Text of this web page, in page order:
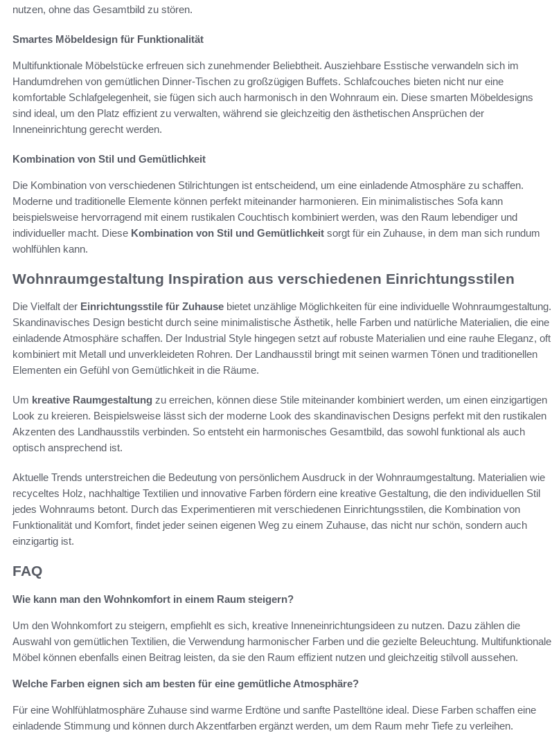
nutzen, ohne das Gesamtbild zu stören.
Smartes Möbeldesign für Funktionalität
Multifunktionale Möbelstücke erfreuen sich zunehmender Beliebtheit. Ausziehbare Esstische verwandeln sich im
Handumdrehen von gemütlichen Dinner-Tischen zu großzügigen Buffets. Schlafcouches bieten nicht nur eine
komfortable Schlafgelegenheit, sie fügen sich auch harmonisch in den Wohnraum ein. Diese smarten Möbeldesigns
sind ideal, um den Platz effizient zu verwalten, während sie gleichzeitig den ästhetischen Ansprüchen der
Inneneinrichtung gerecht werden.
Kombination von Stil und Gemütlichkeit
Die Kombination von verschiedenen Stilrichtungen ist entscheidend, um eine einladende Atmosphäre zu schaffen.
Moderne und traditionelle Elemente können perfekt miteinander harmonieren. Ein minimalistisches Sofa kann
beispielsweise hervorragend mit einem rustikalen Couchtisch kombiniert werden, was den Raum lebendiger und
individueller macht. Diese Kombination von Stil und Gemütlichkeit sorgt für ein Zuhause, in dem man sich rundum
wohlfühlen kann.
Wohnraumgestaltung Inspiration aus verschiedenen Einrichtungsstilen
Die Vielfalt der Einrichtungsstile für Zuhause bietet unzählige Möglichkeiten für eine individuelle Wohnraumgestaltung.
Skandinavisches Design besticht durch seine minimalistische Ästhetik, helle Farben und natürliche Materialien, die eine
einladende Atmosphäre schaffen. Der Industrial Style hingegen setzt auf robuste Materialien und eine rauhe Eleganz, oft
kombiniert mit Metall und unverkleideten Rohren. Der Landhausstil bringt mit seinen warmen Tönen und traditionellen
Elementen ein Gefühl von Gemütlichkeit in die Räume.
Um kreative Raumgestaltung zu erreichen, können diese Stile miteinander kombiniert werden, um einen einzigartigen
Look zu kreieren. Beispielsweise lässt sich der moderne Look des skandinavischen Designs perfekt mit den rustikalen
Akzenten des Landhausstils verbinden. So entsteht ein harmonisches Gesamtbild, das sowohl funktional als auch
optisch ansprechend ist.
Aktuelle Trends unterstreichen die Bedeutung von persönlichem Ausdruck in der Wohnraumgestaltung. Materialien wie
recyceltes Holz, nachhaltige Textilien und innovative Farben fördern eine kreative Gestaltung, die den individuellen Stil
jedes Wohnraums betont. Durch das Experimentieren mit verschiedenen Einrichtungsstilen, die Kombination von
Funktionalität und Komfort, findet jeder seinen eigenen Weg zu einem Zuhause, das nicht nur schön, sondern auch
einzigartig ist.
FAQ
Wie kann man den Wohnkomfort in einem Raum steigern?
Um den Wohnkomfort zu steigern, empfiehlt es sich, kreative Inneneinrichtungsideen zu nutzen. Dazu zählen die
Auswahl von gemütlichen Textilien, die Verwendung harmonischer Farben und die gezielte Beleuchtung. Multifunktionale
Möbel können ebenfalls einen Beitrag leisten, da sie den Raum effizient nutzen und gleichzeitig stilvoll aussehen.
Welche Farben eignen sich am besten für eine gemütliche Atmosphäre?
Für eine Wohlfühlatmosphäre Zuhause sind warme Erdtöne und sanfte Pastelltöne ideal. Diese Farben schaffen eine
einladende Stimmung und können durch Akzentfarben ergänzt werden, um dem Raum mehr Tiefe zu verleihen.